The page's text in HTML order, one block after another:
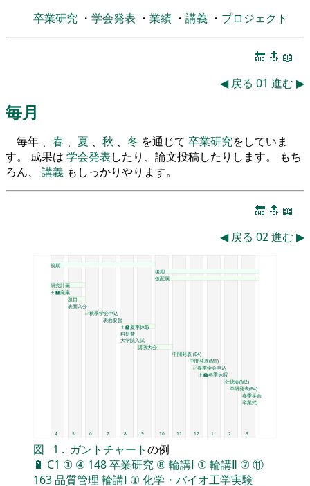
卒業研究 ・ 学会発表 ・ 業績 ・ 講義 ・ プロジェクト
🔚 🔝 📖
◀ 戻る 01 進む ▶
毎月
毎年 、 春 、 夏 、 秋 、 冬 を通じて 卒業研究をしていま
す。 成果は 学会発表したり、論文投稿したりします。 もち
ろん、 講義 もしっかりやります。
🔚 🔝 📖
◀ 戻る 02進む ▶
4 5 6 7 8 9 10 11 12 1 2 3
前期
後期
仮配属
研究計画
👨‍🏫廃棄
題目
表面入会
✅秋季学会申込
表面要旨
👨‍🏫夏季休暇
科研費
大学院入試
講演大会
中間発表 (B4)
中間発表(M1)
✅春季学会申込
👨‍🏫冬季休暇
公聴会(M2)
卒研発表(B4)
春季学会
卒業式
図 1 . ガントチャートの例
🔋 C1 ① ④ 148卒業研究 ⑧輪講Ⅰ ①輪講Ⅱ ⑦⑪
163品質管理 輪講Ⅰ ①化学・バイオ工学実験